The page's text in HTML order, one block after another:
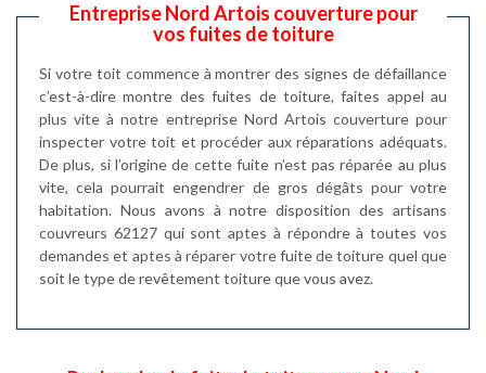
Entreprise Nord Artois couverture pour
vos fuites de toiture
Si votre toit commence à montrer des signes de défaillance
c’est-à-dire montre des fuites de toiture, faites appel au
plus vite à notre entreprise Nord Artois couverture pour
inspecter votre toit et procéder aux réparations adéquats.
De plus, si l’origine de cette fuite n’est pas réparée au plus
vite, cela pourrait engendrer de gros dégâts pour votre
habitation. Nous avons à notre disposition des artisans
couvreurs 62127 qui sont aptes à répondre à toutes vos
demandes et aptes à réparer votre fuite de toiture quel que
soit le type de revêtement toiture que vous avez.